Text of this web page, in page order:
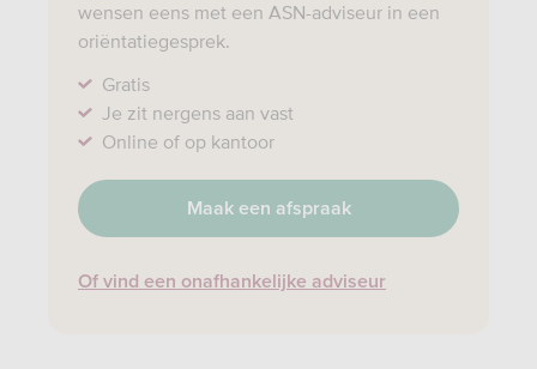
wensen eens met een ASN-adviseur in een
oriëntatiegesprek.
Gratis
Je zit nergens aan vast
Online of op kantoor
Maak een afspraak
Of vind een onafhankelijke adviseur